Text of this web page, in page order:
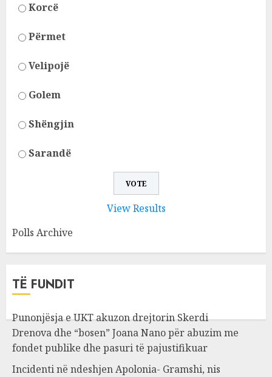
Korcë
Përmet
Velipojë
Golem
Shëngjin
Sarandë
View Results
Polls Archive
TË FUNDIT
Punonjësja e UKT akuzon drejtorin Skerdi
Drenova dhe “bosen” Joana Nano për abuzim me
fondet publike dhe pasuri të pajustifikuar
Incidenti në ndeshjen Apolonia- Gramshi, nis